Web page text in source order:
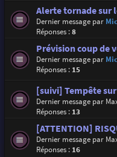
Alerte tornade sur
Dernier message par
Réponses :8
Prévision coup de
Dernier message par
Réponses : 15
[suivi] Tempête
Dernier message par
Réponses : 13
[ATTENTION]
Dernier message par
Réponses : 16